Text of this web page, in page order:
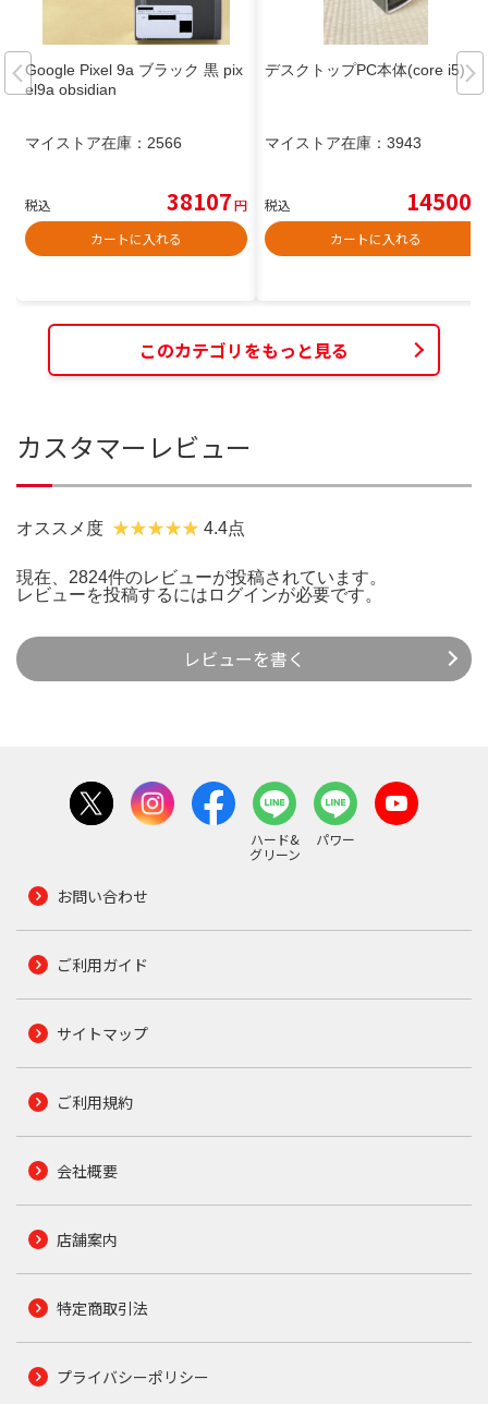
Google Pixel 9a ブラック 黒 pix
el9a obsidian
マイストア在庫： 2566
税込 38107円
カートに入れる
デスクトップPC本体(core i5)
マイストア在庫： 3943
税込 14500
カートに入れる
このカテゴリをもっと見る
カスタマーレビュー
オススメ度 4.4点
現在、2824件のレビューが投稿されています。
レビューを投稿するには ログインが必要です。
レビューを書く
ハード&
グリーン
パワー
お問い合わせ
ご利用ガイド
サイトマップ
ご利用規約
会社概要
店舗案内
特定商取引法
プライバシーポリシー